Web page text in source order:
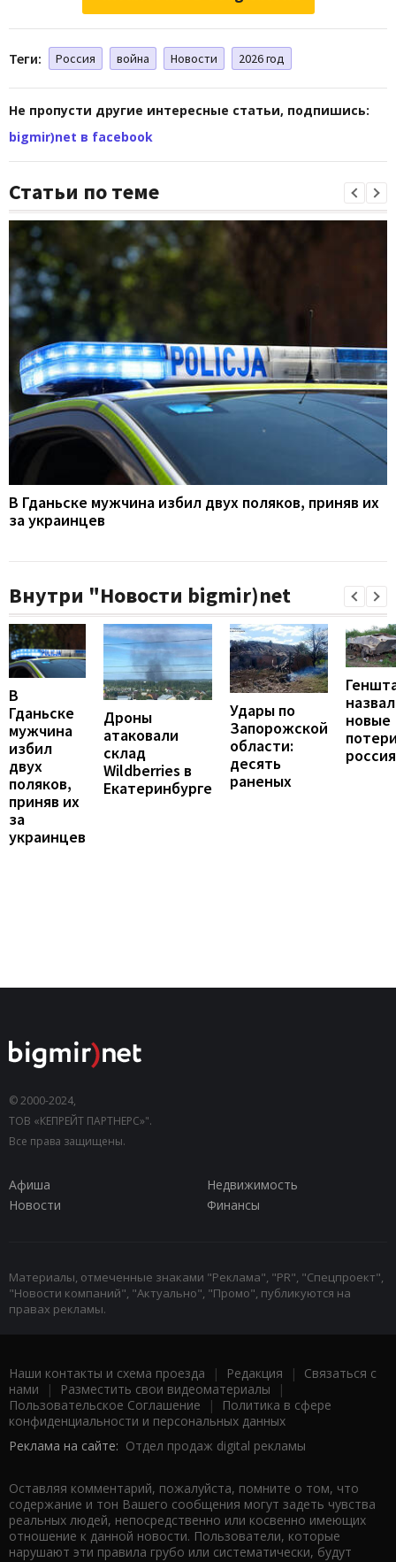
Теги: Россия война Новости 2026 год
Не пропусти другие интересные статьи, подпишись:
bigmir)net в facebook
Статьи по теме
В Гданьске мужчина избил двух поляков, приняв их
за украинцев
Внутри "Новости bigmir)net
В
Гданьске
мужчина
избил
двух
поляков,
приняв их
за
украинцев
Дроны
атаковали
склад
Wildberries в
Екатеринбурге
Удары по
Запорожской
области:
десять
раненых
назвал
новые
© 2000-2024,
ТОВ «КЕПРЕЙТ ПАРТНЕРС»".
Все права защищены.
Афиша
Недвижимость
Новости
Финансы
Материалы, отмеченные знаками "Реклама", "PR", "Спецпроект",
"Новости компаний", "Актуально", "Промо", публикуются на
правах рекламы.
Наши контакты и схема проезда | Редакция | Связаться с
нами | Разместить свои видеоматериалы |
Пользовательское Соглашение |
Политика в сфере
конфиденциальности и персональных данных
Реклама на сайте: Отдел продаж digital рекламы
Оставляя комментарий, пожалуйста, помните о том, что
содержание и тон Вашего сообщения могут задеть чувства
реальных людей, непосредственно или косвенно имеющих
отношение к данной новости. Пользователи, которые
нарушают эти правила грубо или систематически, будут